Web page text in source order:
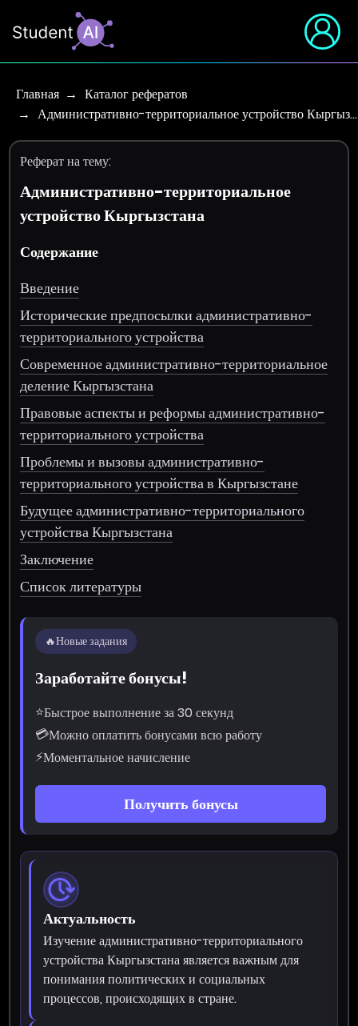
Главная
Каталог рефератов
Административно-территориальное устройство Кыргыз…
Реферат на тему:
Административно-территориальное
устройство Кыргызстана
Содержание
Введение
Исторические предпосылки административно-
территориального устройства
Современное административно-территориальное
деление Кыргызстана
Правовые аспекты и реформы административно-
территориального устройства
Проблемы и вызовы административно-
территориального устройства в Кыргызстане
Будущее административно-территориального
устройства Кыргызстана
Заключение
Список литературы
🔥Новые задания
Заработайте бонусы!
⭐Быстрое выполнение за 30 секунд
💳Можно оплатить бонусами всю работу
⚡Моментальное начисление
Получить бонусы
Актуальность
Изучение административно-территориального
устройства Кыргызстана является важным для
понимания политических и социальных
процессов, происходящих в стране.